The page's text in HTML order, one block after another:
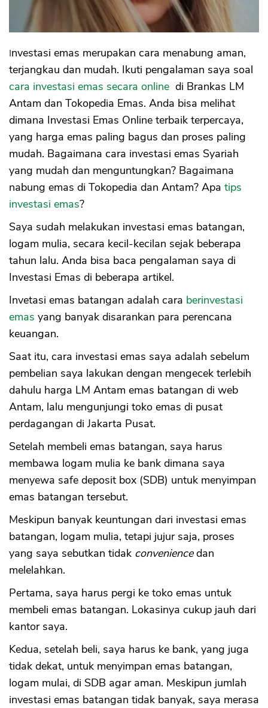
#3 Penting Tentukan Tujuan Investasi
Emas
# 4 Perhiasan Bukan Investasi Emas
Kesimpulan
Investasi emas merupakan cara menabung aman,
terjangkau dan mudah. Ikuti pengalaman saya soal
cara investasi emas secara online di Brankas LM
Antam dan Tokopedia Emas. Anda bisa melihat
dimana Investasi Emas Online terbaik terpercaya,
yang harga emas paling bagus dan proses paling
mudah. Bagaimana cara investasi emas Syariah
yang mudah dan menguntungkan? Bagaimana
nabung emas di Tokopedia dan Antam? Apa tips
investasi emas?
Saya sudah melakukan investasi emas batangan,
logam mulia, secara kecil-kecilan sejak beberapa
tahun lalu. Anda bisa baca pengalaman saya di
Investasi Emas di beberapa artikel.
Invetasi emas batangan adalah cara berinvestasi
emas yang banyak disarankan para perencana
keuangan.
Saat itu, cara investasi emas saya adalah sebelum
pembelian saya lakukan dengan mengecek terlebih
dahulu harga LM Antam emas batangan di web
Antam, lalu mengunjungi toko emas di pusat
perdagangan di Jakarta Pusat.
Setelah membeli emas batangan, saya harus
membawa logam mulia ke bank dimana saya
menyewa safe deposit box (SDB) untuk menyimpan
emas batangan tersebut.
Meskipun banyak keuntungan dari investasi emas
batangan, logam mulia, tetapi jujur saja, proses
yang saya sebutkan tidak conveniencedan
melelahkan.
Pertama, saya harus pergi ke toko emas untuk
membeli emas batangan. Lokasinya cukup jauh dari
kantor saya.
Kedua, setelah beli, saya harus ke bank, yang juga
tidak dekat, untuk menyimpan emas batangan,
logam mulai, di SDB agar aman. Meskipun jumlah
investasi emas batangan tidak banyak, saya merasa